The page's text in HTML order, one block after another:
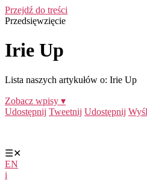
Przejdź do treści
Przedsięwzięcie
Irie Up
Lista naszych artykułów o: Irie Up
Zobacz wpisy ▾
Udostępnij Tweetnij Udostępnij
☰✕
EN
i